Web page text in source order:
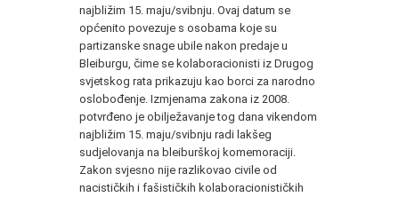
najbližim 15. maju/svibnju. Ovaj datum se
općenito povezuje s osobama koje su
partizanske snage ubile nakon predaje u
Bleiburgu, čime se kolaboracionisti iz Drugog
svjetskog rata prikazuju kao borci za narodno
oslobođenje. Izmjenama zakona iz 2008.
potvrđeno je obilježavanje tog dana vikendom
najbližim 15. maju/svibnju radi lakšeg
sudjelovanja na bleiburškoj komemoraciji.
Zakon svjesno nije razlikovao civile od
nacističkih i fašističkih kolaboracionističkih